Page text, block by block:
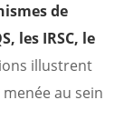
de
les IRSC, le
illustrent
au sein